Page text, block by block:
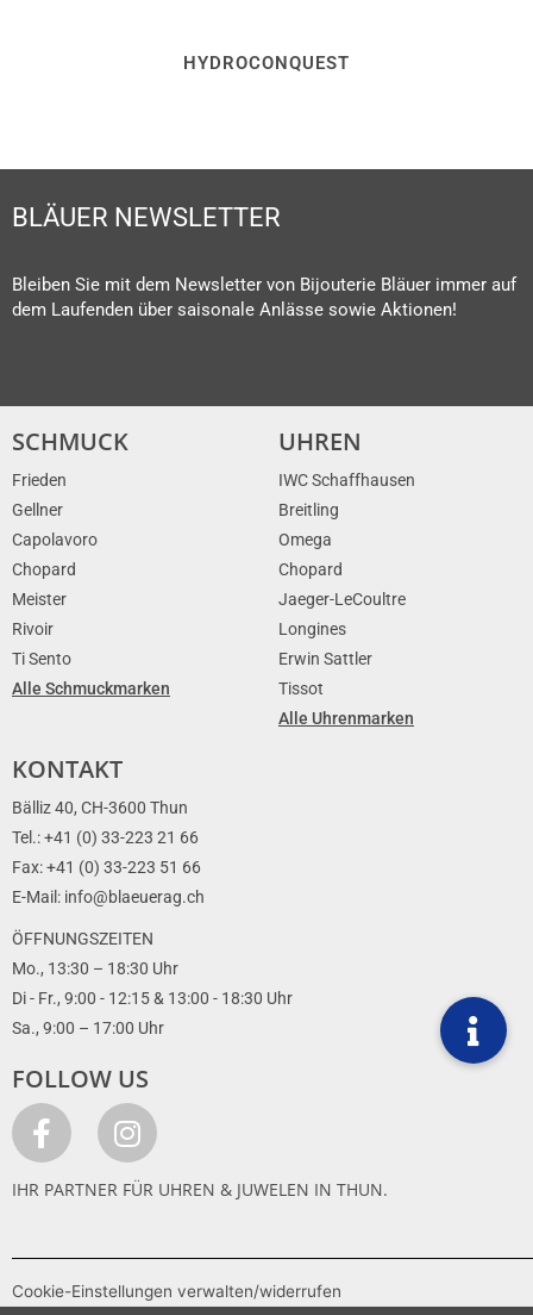
HYDROCONQUEST
BLÄUER NEWSLETTER
Bleiben Sie mit dem Newsletter von Bijouterie Bläuer immer auf
dem Laufenden über saisonale Anlässe sowie Aktionen!
SCHMUCK
Frieden
Gellner
Capolavoro
Chopard
Meister
Rivoir
Ti Sento
Alle Schmuckmarken
UHREN
IWC Schaffhausen
Breitling
Omega
Chopard
Jaeger-LeCoultre
Longines
Erwin Sattler
Tissot
Alle Uhrenmarken
KONTAKT
Bälliz 40, CH-3600 Thun
Tel.: +41 (0) 33-223 21 66
Fax: +41 (0) 33-223 51 66
E-Mail: info@blaeuerag.ch
ÖFFNUNGSZEITEN
Mo., 13:30 – 18:30 Uhr
Di - Fr., 9:00 - 12:15 & 13:00 - 18:30 Uhr
Sa., 9:00 – 17:00 Uhr
FOLLOW US
IHR PARTNER FÜR UHREN & JUWELEN IN THUN.
Cookie-Einstellungen verwalten/widerrufen